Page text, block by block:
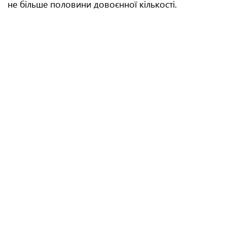
не більше половини довоєнної кількості.